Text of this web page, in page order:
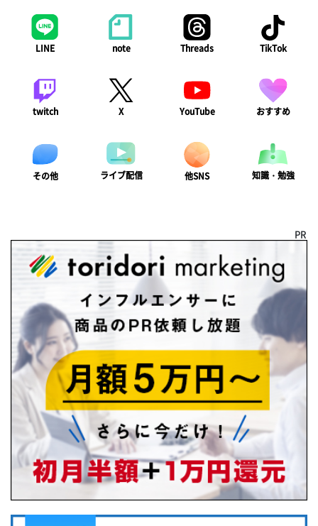
LINE note Threads TikTok
twitch X YouTube おすすめ
その他 ライブ配信 他SNS 知識・勉強
PR